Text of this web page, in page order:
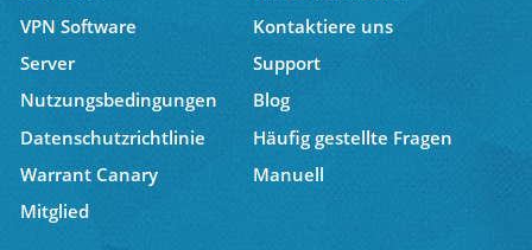
VPN Software
Kontaktiere uns
Server
Support
Nutzungsbedingungen
Blog
Datenschutzrichtlinie
Häufig gestellte Fragen
Warrant Canary
Manuell
Mitglied